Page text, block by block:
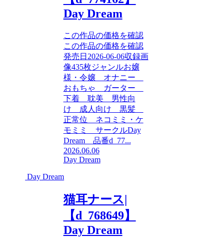
Day Dream
この作品の価格を確認
この作品の価格を確認
発売日2026-06-06収録画
像435枚ジャンルお嬢
様・令嬢 オナニー
おもちゃ ガーター
下着 耽美 男性向
け 成人向け 黒髪
正常位 ネコミミ・ケ
モミミ サークルDay
Dream 品番d_77...
2026.06.06
Day Dream
Day Dream
猫耳ナース|
【d_768649】
Day Dream